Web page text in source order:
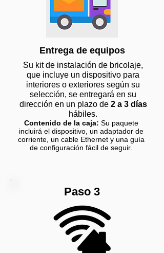
Entrega de equipos
Su kit de instalación de bricolaje,
que incluye un dispositivo para
interiores o exteriores según su
selección, se entregará en su
dirección en un plazo de 2 a 3 días
hábiles.
Contenido de la caja: Su paquete
incluirá el dispositivo, un adaptador de
corriente, un cable Ethernet y una guía
de configuración fácil de seguir.
Paso 3